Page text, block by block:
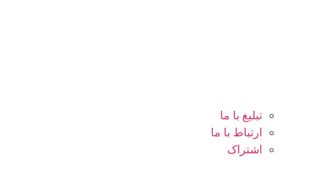
تبلیغ با ما
ارتباط با ما
اشتراک